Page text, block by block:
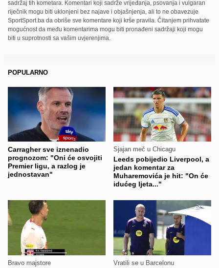
sadržaj tih kometara. Komentari koji sadrže vrijeđanja, psovanja i vulgaran
riječnik mogu biti uklonjeni bez najave i objašnjenja, ali to ne obavezuje
SportSport.ba da obriše sve komentare koji krše pravila. Čitanjem prihvatate
mogućnost da među komentarima mogu biti pronađeni sadržaji koji mogu
biti u suprotnosti sa vašim uvjerenjima.
POPULARNO
Carragher sve iznenadio
prognozom: "Oni će osvojiti
Premier ligu, a razlog je
jednostavan"
Sjajan meč u Chicagu
Leeds pobijedio Liverpool, a
jedan komentar za
Muharemovića je hit: "On će
idućeg ljeta..."
Bravo majstore Vratili se u Barcelonu